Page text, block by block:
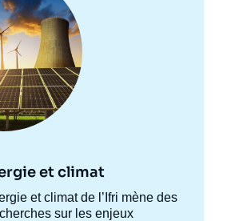
et climat
et climat de l’Ifri mène des
sur les enjeux